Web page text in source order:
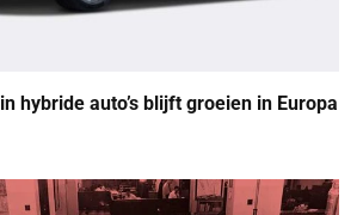
hybride auto’s blijft groeien in Europa